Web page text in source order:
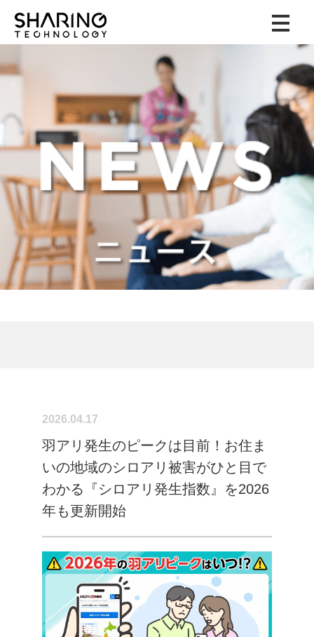
2026.04.17
羽アリ発生のピークは目前！お住ま
いの地域のシロアリ被害がひと目で
わかる『シロアリ発生指数』を2026
年も更新開始